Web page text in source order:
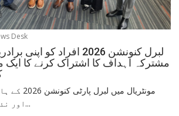
Desk
لبرل کنونشن 2026 افراد
مشترکہ اہداف کا اشتراک کرنے کا ایک
مونٹریال
اور نئے عزم سے بھرے ہوئے...